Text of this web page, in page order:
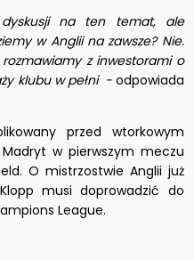
na ten temat, ale
w Anglii na zawsze? Nie.
rozmawiamy z inwestorami o
klubu w pełni -odpowiada
przed wtorkowym
w pierwszym meczu
O mistrzostwie Anglii już
musi doprowadzić do
League.